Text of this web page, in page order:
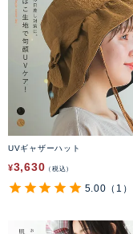
UVギャザーハット
¥3,630 税込
5.00 （1）